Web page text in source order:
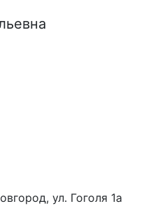
ул. Гоголя 1а